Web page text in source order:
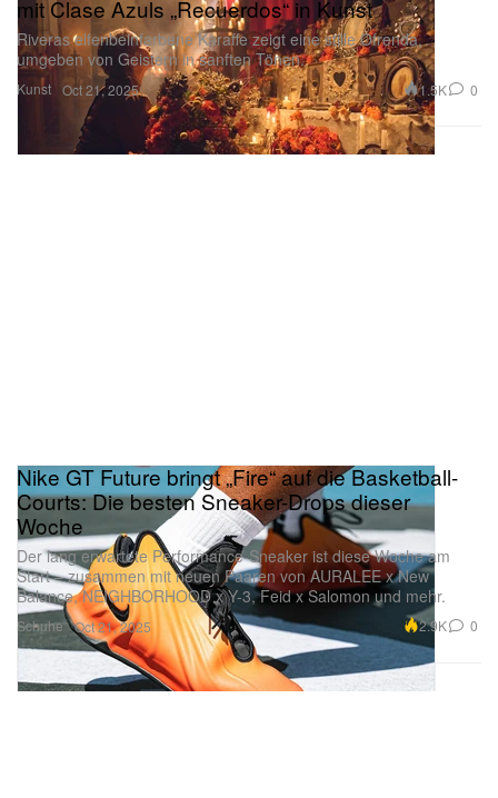
Kunst
mit Clase Azuls „Recuerdos“ in Kunst
Riveras elfenbeinfarbene Karaffe zeigt eine stille Ofrenda,
umgeben von Geistern in sanften Tönen.
Oct 21, 2025 1.5K 0
Schuhe
Nike GT Future bringt „Fire“ auf die Basketball-
Courts: Die besten Sneaker-Drops dieser
Woche
Der lang erwartete Performance-Sneaker ist diese Woche am
Start – zusammen mit neuen Paaren von AURALEE x New
Balance, NEIGHBORHOOD x Y-3, Feid x Salomon und mehr.
Oct 21, 2025 2.9K 0